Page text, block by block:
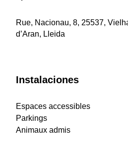
Rue, Nacionau, 8, 25537,
d’Aran, Lleida
Instalaciones
Espaces accessibles
Parkings
Animaux admis